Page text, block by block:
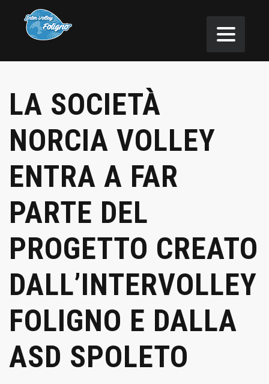
LA SOCIETÀ
NORCIA VOLLEY
ENTRA A FAR
PARTE DEL
PROGETTO CREATO
DALL’INTERVOLLEY
FOLIGNO E DALLA
ASD SPOLETO